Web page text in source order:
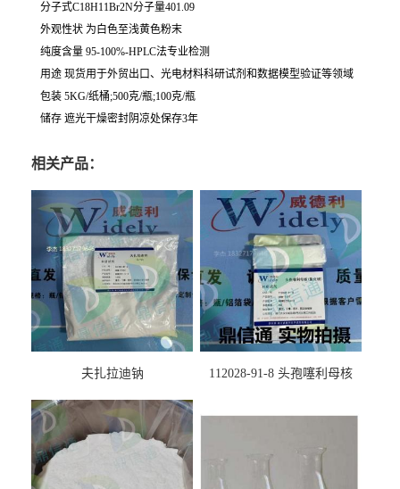
分子式C18H11Br2N分子量401.09
外观性状 为白色至浅黄色粉末
纯度含量 95-100%-HPLC法专业检测
用途 现货用于外贸出口、光电材料科研试剂和数据模型验证等领域
包装 5KG/纸桶;500克/瓶;100克/瓶
储存 遮光干燥密封阴凉处保存3年
相关产品：
夫扎拉迪钠
112028-91-8 头孢噻利母核